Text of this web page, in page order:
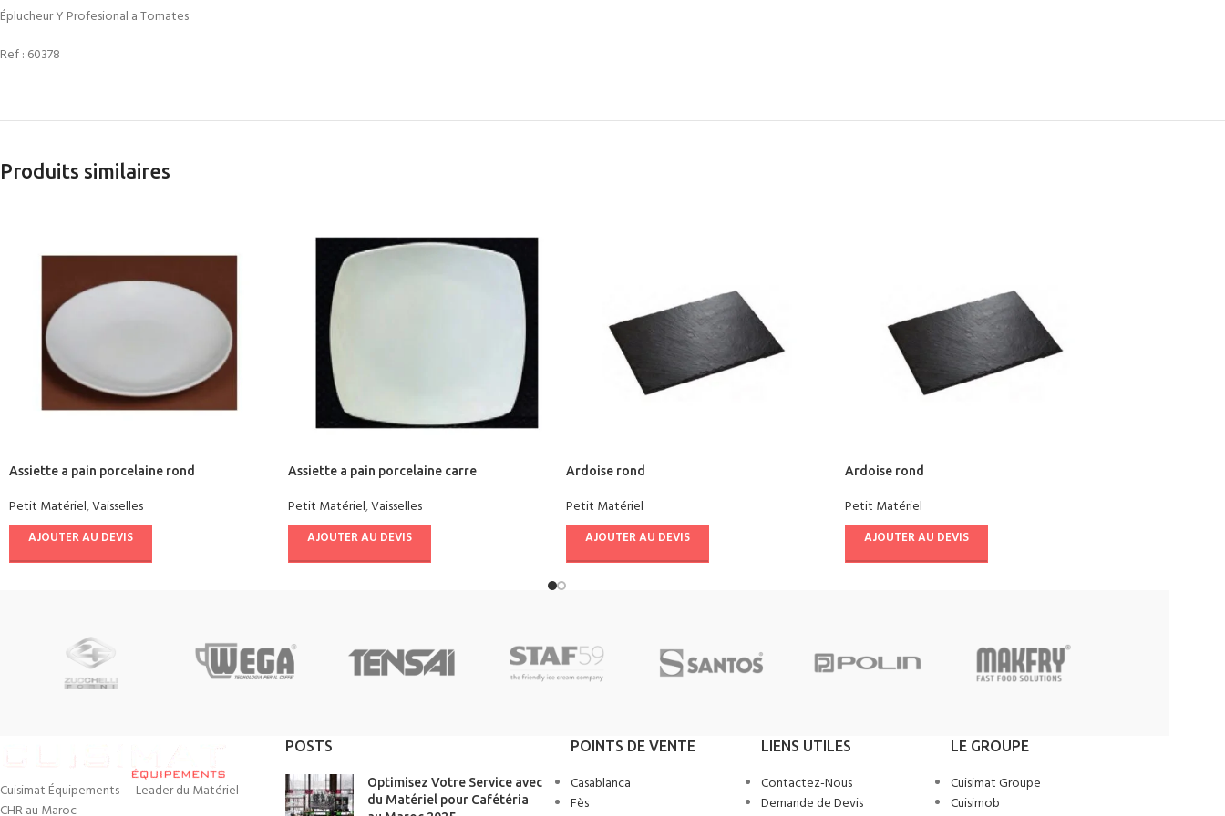
Éplucheur Y Profesional a Tomates
Ref : 60378
Produits similaires
Assiette a pain porcelaine rond
Petit Matériel,Vaisselles
AJOUTER AU DEVIS
Assiette a pain porcelaine carre
Petit Matériel,Vaisselles
AJOUTER AU DEVIS
Ardoise rond
Petit Matériel
AJOUTER AU DEVIS
Ardoise rond
Petit Matériel
AJOUTER AU DEVIS
Cuisimat Équipements — Leader du Matériel
CHR au Maroc
POSTS
Optimisez Votre Service avec
du Matériel pour Cafétéria
POINTS DE VENTE
Casablanca
Fès
LIENS UTILES
Contactez-Nous
Demande de Devis
LE GROUPE
Cuisimat Groupe
Cuisimob